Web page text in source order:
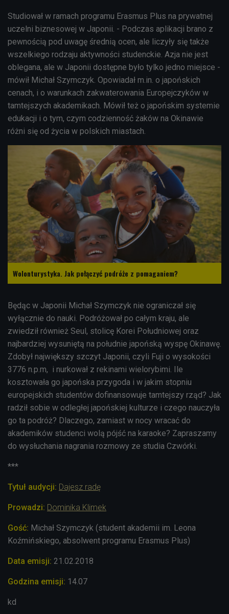
Studiował w ramach programu Erasmus Plus na prywatnej
uczelni biznesowej w Japonii. - Podczas aplikacji brano z
pewnością pod uwagę średnią ocen, ale liczyły się także
wszelkiego rodzaju aktywności studenckie. Azja nie jest
oblegana, ale w Japonii dostępne było tylko jedno miejsce -
mówił Michał Szymczyk. Opowiadał m.in. o japońskich
cenach, i o warunkach zakwaterowania Europejczyków w
tamtejszych akademikach. Mówił też o japońskim systemie
edukacji i o tym, czym codzienność żaków na Okinawie
różni się od życia w polskich miastach.
Wolonturystyka. Jak połączyć podróże z pomaganiem?
Będąc w Japonii Michał Szymczyk nie ograniczał się
wyłącznie do nauki. Podróżował po całym kraju, ale
zwiedził również Seul, stolicę Korei Południowej oraz
najbardziej wysuniętą na południe japońską wyspę Okinawę.
Zdobył największy szczyt Japonii, czyli Fuji o wysokości
3776 n.p.m, i nurkował z rekinami wielorybimi. Ile
kosztowała go japońska przygoda i w jakim stopniu
europejskich studentów dofinansowuje tamtejszy rząd? Jak
radził sobie w odległej japońskiej kulturze i czego nauczyła
go ta podróż? Dlaczego, zamiast w nocy wracać do
akademików studenci wolą pójść na karaoke? Zapraszamy
do wysłuchania nagrania rozmowy ze studia Czwórki.
***
Tytuł audycji: Dajesz radę
Prowadzi: Dominika Klimek
Gość: Michał Szymczyk (student akademii im. Leona
Koźmińskiego, absolwent programu Erasmus Plus)
Data emisji: 21 .02.2018
Godzina emisji: 14.07
kd